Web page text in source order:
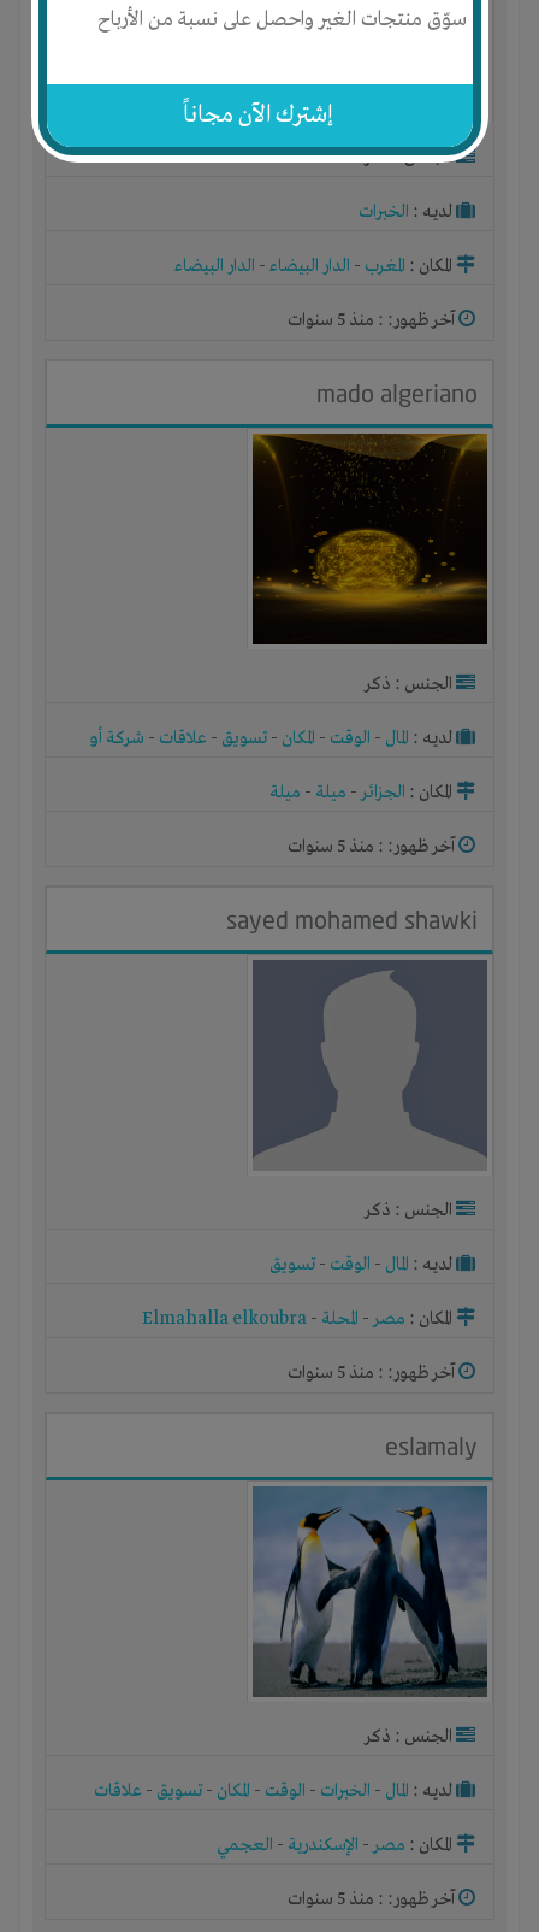
سوّق منتجات الغير واحصل على نسبة من الأرباح
إشترك الآن مجاناً
الجنس : ذكر
لديـه : الخبرات
المكان : المغرب - الدار البيضاء- الدار البيضاء
آخر ظهور: : منذ 5 سنوات
mado algeriano
الجنس : ذكر
لديـه : المال - الوقت - المكان - تسويق - علاقات - شركة أو
المكان : الجزائر- ميلة - ميلة
آخر ظهور: : منذ 5 سنوات
sayed mohamed shawki
الجنس : ذكر
لديـه : المال - الوقت - تسويق
المكان : مصر- المحلة -
Elmahalla elkoubra
آخر ظهور: : منذ 5 سنوات
eslamaly
الجنس : ذكر
لديـه : المال - الخبرات - الوقت - المكان - تسويق - علاقات
المكان : مصر- الإسكندرية - العجمي
آخر ظهور: : منذ 5 سنوات